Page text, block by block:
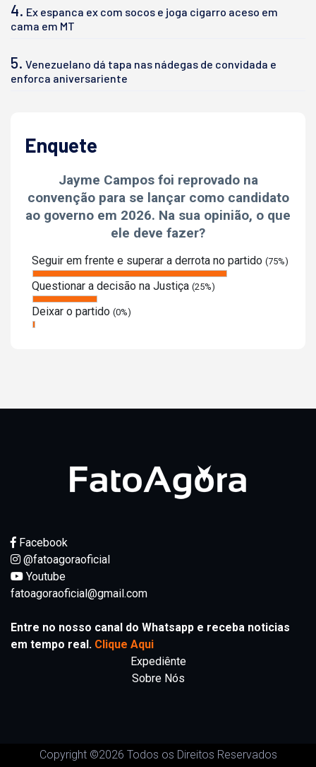
4. Ex espanca ex com socos e joga cigarro aceso em
cama em MT
5. Venezuelano dá tapa nas nádegas de convidada e
enforca aniversariente
Enquete
Jayme Campos foi reprovado na
convenção para se lançar como candidato
ao governo em 2026. Na sua opinião, o que
ele deve fazer?
Seguir em frente e superar a derrota no partido (75%)
Questionar a decisão na Justiça (25%)
Deixar o partido (0%)
Facebook
@fatoagoraoficial
Youtube
fatoagoraoficial@gmail.com
Entre no nosso canal do Whatsapp e receba noticias
em tempo real. Clique Aqui
Expediênte
Sobre Nós
Copyright ©2026 Todos os Direitos Reservados